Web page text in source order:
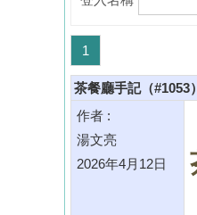
1
茶餐廳手記（#1053
作者 :
湯文亮
2026年4月12日